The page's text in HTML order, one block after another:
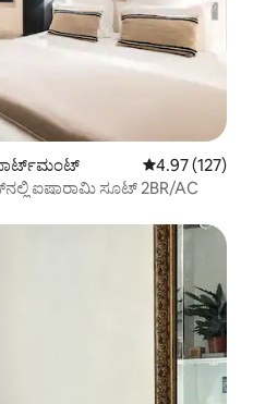
5 ರಲ್ಲಿ 4.97
4.97 (127)
ಐಷಾರಾಮಿ ಸೂಟ್ 2BR/AC